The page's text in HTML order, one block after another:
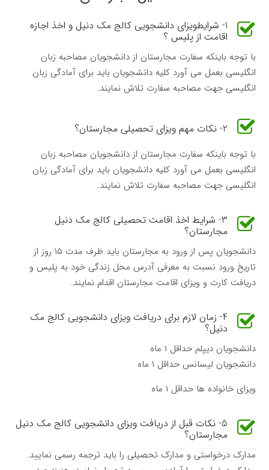
1- شرایطویزای دانشجویی کالج مک دنیل و اخذ اجازه
اقامت از پلیس ؟
با توجه باینکه سفارت مجارستان از دانشجویان مصاحبه زبان
انگلیسی بعمل می آورد کلیه دانشجویان باید برای آمادگی زبان
انگلیسی جهت مصاحبه سفارت تلاش نمایند.
2- نکات مهم ویزای تحصیلی مجارستان؟
با توجه باینکه سفارت مجارستان از دانشجویان مصاحبه زبان
انگلیسی بعمل می آورد کلیه دانشجویان باید برای آمادگی زبان
انگلیسی جهت مصاحبه سفارت تلاش نمایند.
3- شرایط اخذ اقامت تحصیلی کالج مک دنیل
مجارستان؟
دانشجویان پس از ورود به مجارستان باید ظرف مدت ۱۵ روز از
تاریخ ورود نسبت به معرفی آدرس محل زندگی خود به پلیس و
دریافت کارت و ویزای اقامت مجارستان اقدام نمایند.
4- زمان لازم برای دریافت ویزای دانشجویی کالج مک
دنیل؟
دانشجویان دیپلم حداقل ۱ ماه
دانشجویان لیسانس حداقل ۱ ماه
ویزای خانواده ها حداقل ۱ ماه
5- نکات قبل از دریافت ویزای دانشجویی کالج مک دنیل
مجارستان؟
مدارک درخواستی و مدارک تحصیلی را باید ترجمه رسمی نمایید.